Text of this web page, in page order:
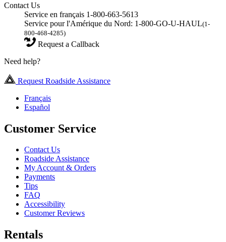
Contact Us
Service en français 1-800-663-5613
Service pour l'Amérique du Nord: 1-800-GO-U-HAUL(1-
800-468-4285)
Request a Callback
Need help?
Request Roadside Assistance
Français
Español
Customer Service
Contact Us
Roadside Assistance
My Account & Orders
Payments
Tips
FAQ
Accessibility
Customer Reviews
Rentals